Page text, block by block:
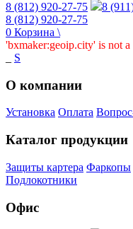
8 (812) 920-27-75
8
8 (812) 920-27-75
0 Корзина \
'bxmaker:geoip.city' is not a
S
О компании
Установка Оплата
Каталог продукции
Защиты картера Фаркопы
Подлокотники
Офис